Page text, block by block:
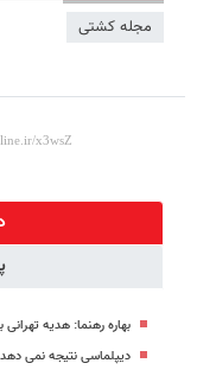
مجله کشتی
بهاره رهنما: هدیه
دیپلماسی نتیجه‌ نمی